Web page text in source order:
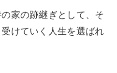
家の跡継ぎとして、そ
けていく人生を選ばれ